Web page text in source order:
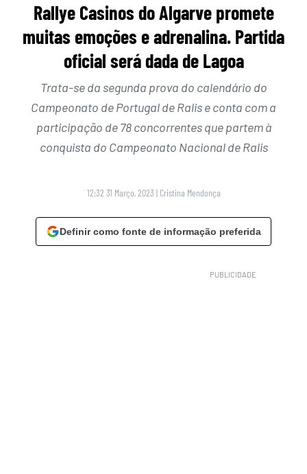
Rallye Casinos do Algarve promete
muitas emoções e adrenalina. Partida
oficial será dada de Lagoa
Trata-se da segunda prova do calendário do
Campeonato de Portugal de Ralis e conta com a
participação de 78 concorrentes que partem à
conquista do Campeonato Nacional de Ralis
12:32 31 Março, 2023 | Cristina Mendonça
Definir como fonte de informação preferida